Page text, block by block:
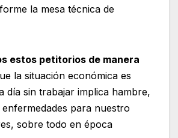
la mesa técnica de
petitorios de manera
la situación económica es
día sin trabajar implica hambre,
enfermedades para nuestro
sobre todo en época